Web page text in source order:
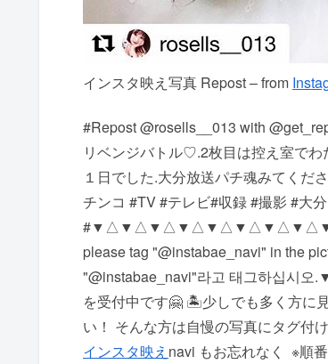
インスタ映え写真 Repost – from
#Repost @rosells__013 with
リベンジバトル♡.2枚目は控え室で
１日でした︎.大分放送パチ魂みてく
チンコ #TV #テレビ#収録 #撮影 #大
# ▼△▼△▼△▼△▼△▼△▼△▼△▼△▼△▼△
please tag "@instabae_navi" in the
"@instabae_navi"라고 태그하십
を受付中です🤗 🏝少しでも多く方に
い！ そんな方は自慢の写真にタグ付
インスタ映え navi もお忘れなく ️ ※順